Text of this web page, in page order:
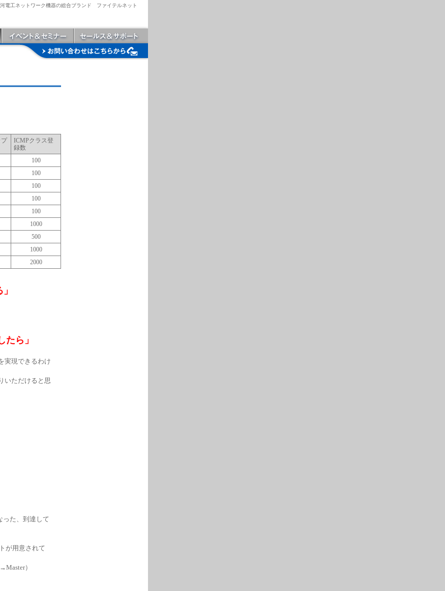
電工ネットワーク機器の総合ブランド ファイテルネット
プ
ICMPクラス登
録数
100
100
100
100
100
1000
500
1000
2000
ら」
実現できるわけ
いただけると思
た、到達して
が用意されて
）